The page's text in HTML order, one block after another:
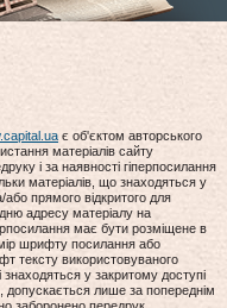
є об'єктом авторського
матеріалів сайту
і за наявності гіперпосилання
матеріалів, що знаходяться у
прямого відкритого для
адресу матеріалу на
має бути розміщене в
шрифту посилання або
тексту використовуваного
знаходяться у закритому доступі
лише за попереднім